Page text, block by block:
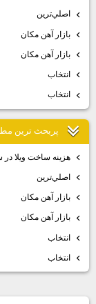
اصلي‌ترين
بازار آهن مكان
بازار آهن مكان
انتخاب
انتخاب
پربحث ترين مطالب
هزينه ساخت ويلا در سال ۱۴۰۴ چقدر خواهد بود؟
اصلي‌ترين
بازار آهن مكان
بازار آهن مكان
انتخاب
انتخاب